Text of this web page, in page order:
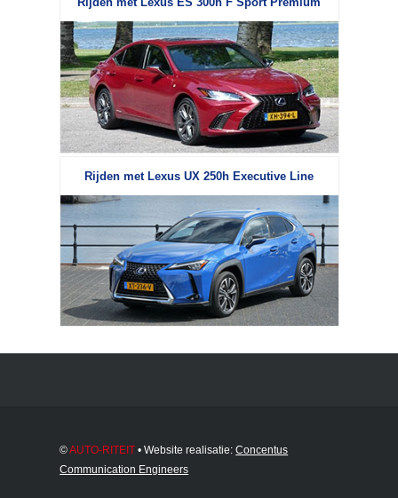
Rijden met Lexus UX 250h Executive Line
©AUTO-RITEIT • Website realisatie:Concentus
Communication Engineers